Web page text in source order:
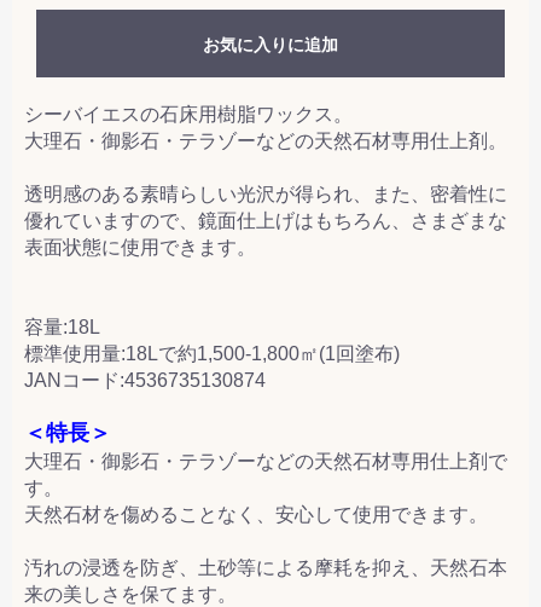
お気に入りに追加
シーバイエスの石床用樹脂ワックス。
大理石・御影石・テラゾーなどの天然石材専用仕上剤。
透明感のある素晴らしい光沢が得られ、また、密着性に
優れていますので、鏡面仕上げはもちろん、さまざまな
表面状態に使用できます。
容量:18L
標準使用量:18Lで約1,500-1,800㎡(1回塗布)
JANコード:4536735130874
＜特長＞
大理石・御影石・テラゾーなどの天然石材専用仕上剤で
す。
天然石材を傷めることなく、安心して使用できます。
汚れの浸透を防ぎ、土砂等による摩耗を抑え、天然石本
来の美しさを保てます。